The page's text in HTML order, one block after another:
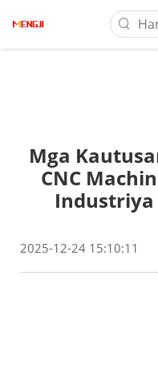
Produkto
Pag-aaplay
Ilagay
Mga
CNC
2025-12-24 15:10:11